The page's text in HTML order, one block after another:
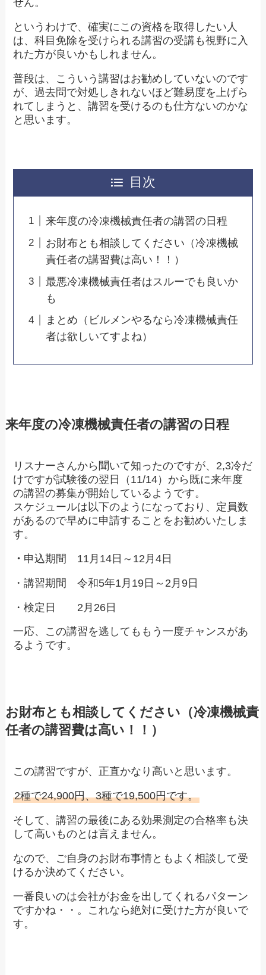
というわけで、確実にこの資格を取得したい人
は、科目免除を受けられる講習の受講も視野に入
れた方が良いかもしれません。
普段は、こういう講習はお勧めしていないのです
が、過去問で対処しきれないほど難易度を上げら
れてしまうと、講習を受けるのも仕方ないのかな
と思います。
目次
来年度の冷凍機械責任者の講習の日程
お財布とも相談してください（冷凍機械
責任者の講習費は高い！！）
最悪冷凍機械責任者はスルーでも良いか
も
まとめ（ビルメンやるなら冷凍機械責任
者は欲しいてすよね）
来年度の冷凍機械責任者の講習の日程
リスナーさんから聞いて知ったのですが、2,3冷だ
けですが試験後の翌日（11/14）から既に来年度
の講習の募集が開始しているようです。
スケジュールは以下のようになっており、定員数
があるので早めに申請することをお勧めいたしま
す。
・ 申込期間 11月14日～12月4日
・講習期間 令和5年1月19日～2月9日
・検定日 2月26日
一応、この講習を逃してももう一度チャンスがあ
るようです。
お財布とも相談してください（冷凍機械責
任者の講習費は高い！！）
この講習ですが、正直かなり高いと思います。
2種で24,900円、3種で19,500円です。
そして、講習の最後にある効果測定の合格率も決
して高いものとは言えません。
なので、ご自身のお財布事情ともよく相談して受
けるか決めてください。
一番良いのは会社がお金を出してくれるパターン
ですかね・・。これなら絶対に受けた方が良いで
す。